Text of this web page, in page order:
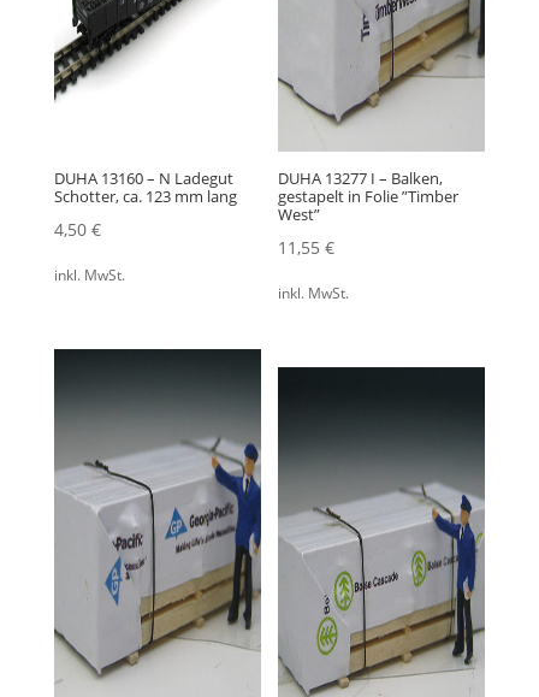
DUHA 13160 – N Ladegut
Schotter, ca. 123 mm lang
4,50 €
inkl. MwSt.
DUHA 13277 I – Balken,
gestapelt in Folie ”Timber
West”
11,55€
inkl. MwSt.